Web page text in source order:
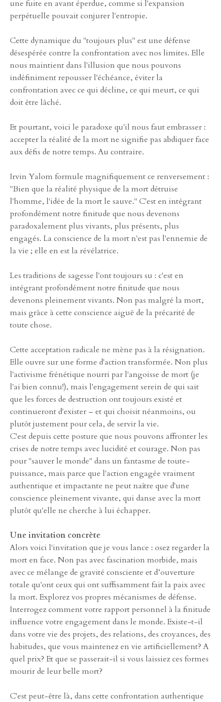
une fuite en avant éperdue, comme si l'expansion
perpétuelle pouvait conjurer l'entropie.
Cette dynamique du "toujours plus" est une défense
désespérée contre la confrontation avec nos limites. Elle
nous maintient dans l'illusion que nous pouvons
indéfiniment repousser l'échéance, éviter la
confrontation avec ce qui décline, ce qui meurt, ce qui
doit être lâché.
Et pourtant, voici le paradoxe qu'il nous faut embrasser :
accepter la réalité de la mort ne signifie pas abdiquer face
aux défis de notre temps. Au contraire.
Irvin Yalom formule magnifiquement ce renversement :
"Bien que la réalité physique de la mort détruise
l'homme, l'idée de la mort le sauve." C'est en intégrant
profondément notre finitude que nous devenons
paradoxalement plus vivants, plus présents, plus
engagés. La conscience de la mort n'est pas l'ennemie de
la vie ; elle en est la révélatrice.
Les traditions de sagesse l'ont toujours su : c'est en
intégrant profondément notre finitude que nous
devenons pleinement vivants. Non pas malgré la mort,
mais grâce à cette conscience aiguë de la précarité de
toute chose.
Cette acceptation radicale ne mène pas à la résignation.
Elle ouvre sur une forme d'action transformée. Non plus
l'activisme frénétique nourri par l'angoisse de mort (je
l'ai bien connu!), mais l'engagement serein de qui sait
que les forces de destruction ont toujours existé et
continueront d'exister – et qui choisit néanmoins, ou
plutôt justement pour cela, de servir la vie.
C'est depuis cette posture que nous pouvons affronter les
crises de notre temps avec lucidité et courage. Non pas
pour "sauver le monde" dans un fantasme de toute-
puissance, mais parce que l'action engagée vraiment
authentique et impactante ne peut naître que d'une
conscience pleinement vivante, qui danse avec la mort
plutôt qu'elle ne cherche à lui échapper.
Une invitation concrète
Alors voici l'invitation que je vous lance : osez regarder la
mort en face. Non pas avec fascination morbide, mais
avec ce mélange de gravité consciente et d’ouverture
totale qu'ont ceux qui ont suffisamment fait la paix avec
la mort. Explorez vos propres mécanismes de défense.
Interrogez comment votre rapport personnel à la finitude
influence votre engagement dans le monde. Existe-t-il
dans votre vie des projets, des relations, des croyances, des
habitudes, que vous maintenez en vie artificiellement? A
quel prix? Et que se passerait-il si vous laissiez ces formes
mourir de leur belle mort?
C'est peut-être là, dans cette confrontation authentique